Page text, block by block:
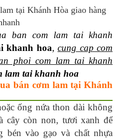
ban com lam tai khanh
khanh hoa, cung cap com
phoi com lam tai khanh
lam tai khanh hoa
bán cơm lam tại Khánh
ống nứa thon dài không
cây còn non, tươi xanh để
bén vào gạo và chất nhựa